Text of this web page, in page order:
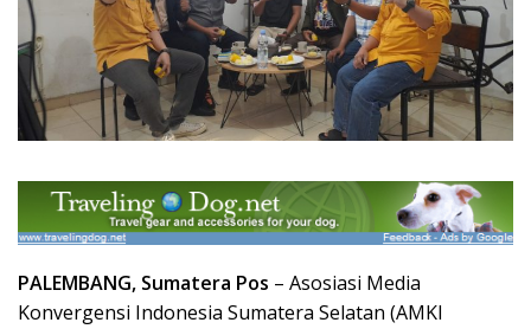
PALEMBANG, Sumatera Pos – Asosiasi Media
Konvergensi Indonesia Sumatera Selatan (AMKI